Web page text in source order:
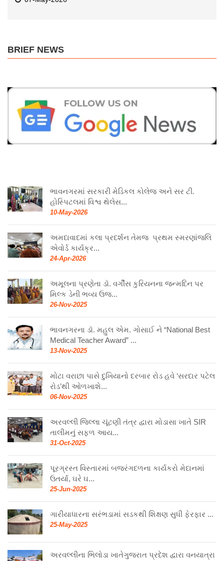
BRIEF NEWS
ભાવનગરમાં સરકારી મેડિકલ કોલેજ અને સર ટી.
હોસ્પિટલમાં વિશ્વ થેલેસ...
10-May-2026
અમદાવાદમાં કલા પ્રદર્શન તેમજ પ્રથમ સ્મરણાંજલિ
એવોર્ડ કાર્યક્ર...
24-Apr-2026
અમૂલના પ્રણેતા ડૉ. વર્ગીસ કુરિયનના જન્મદિન પર
મિલ્ક ડેની ભવ્ય ઉજ...
26-Nov-2025
ભાવનગરના ડૉ. મહુલ એમ. ગોસાઈ ને “National Best
Medical Teacher Award” ...
13-Nov-2025
મોટા વરાછા પાસે દુખિયાનો દરબાર રોડ હવે ‘સરદાર પટેલ
રોડ’થી ઓળખાશે...
06-Nov-2025
અરવલ્લી જિલ્લા ચૂંટણી તંત્ર દ્વારા મોડાસા ખાતે SIR
તાલીમનું સફળ આય...
31-Oct-2025
પૂરગ્રસ્ત વિસ્તારમાં બજરંગદળના કાર્યકરો મેદાનમાં
ઉતર્યા, ઘરે ઘ...
25-Jun-2025
ગારીયાધારના સરંભડામાં સડકથી શિક્ષણ સુધી ફેરફાર ...
25-May-2025
અરવલ્લીના ભિલોડા ખાતેગુજરાત પ્રદેશ દ્વારા વનયાત્રા